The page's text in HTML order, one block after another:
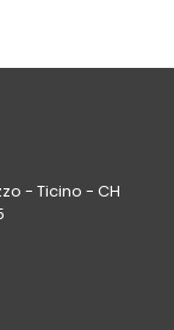
- Ticino - CH